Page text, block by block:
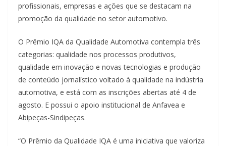
profissionais, empresas e ações que se destacam na
promoção da qualidade no setor automotivo.
O Prêmio IQA da Qualidade Automotiva contempla três
categorias: qualidade nos processos produtivos,
qualidade em inovação e novas tecnologias e produção
de conteúdo jornalístico voltado à qualidade na indústria
automotiva, e está com as inscrições abertas até 4 de
agosto. E possui o apoio institucional de Anfavea e
Abipeças-Sindipeças.
“O Prêmio da Qualidade IQA é uma iniciativa que valoriza